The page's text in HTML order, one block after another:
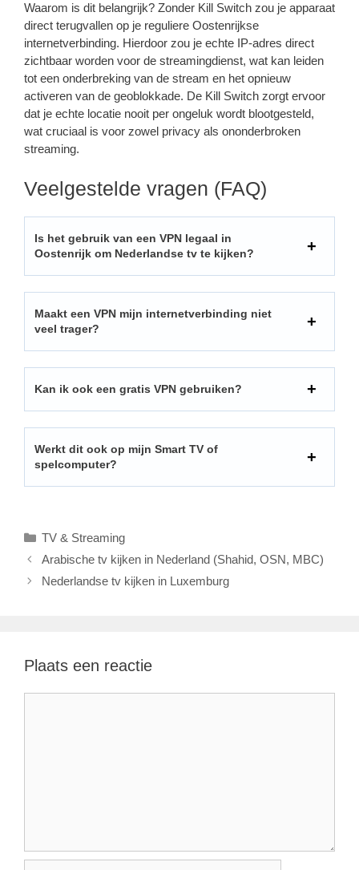
Waarom is dit belangrijk? Zonder Kill Switch zou je apparaat
direct terugvallen op je reguliere Oostenrijkse
internetverbinding. Hierdoor zou je echte IP-adres direct
zichtbaar worden voor de streamingdienst, wat kan leiden
tot een onderbreking van de stream en het opnieuw
activeren van de geoblokkade. De Kill Switch zorgt ervoor
dat je echte locatie nooit per ongeluk wordt blootgesteld,
wat cruciaal is voor zowel privacy als ononderbroken
streaming.
Veelgestelde vragen (FAQ)
Is het gebruik van een VPN legaal in
Oostenrijk om Nederlandse tv te kijken?
Maakt een VPN mijn internetverbinding niet
veel trager?
Kan ik ook een gratis VPN gebruiken?
Werkt dit ook op mijn Smart TV of
spelcomputer?
Categorieën
TV & Streaming
Arabische tv kijken in Nederland (Shahid, OSN, MBC)
Nederlandse tv kijken in Luxemburg
Plaats een reactie